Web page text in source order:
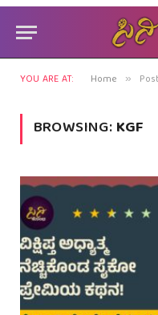
YOU ARE AT: Home »
BROWSING:KGF